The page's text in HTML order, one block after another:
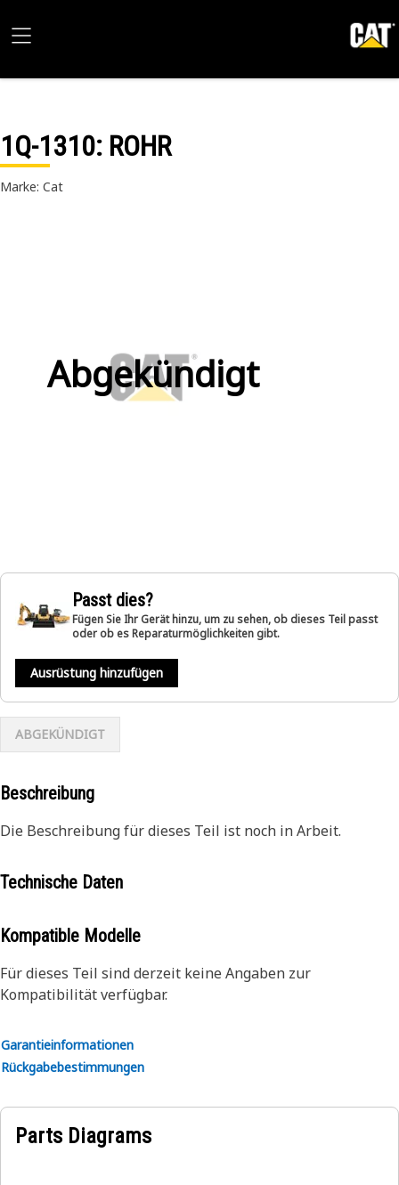
1Q-1310: ROHR
Marke: Cat
Abgekündigt
Passt dies?
Fügen Sie Ihr Gerät hinzu, um zu sehen, ob dieses Teil passt
oder ob es Reparaturmöglichkeiten gibt.
Ausrüstung hinzufügen
ABGEKÜNDIGT
Beschreibung
Die Beschreibung für dieses Teil ist noch in Arbeit.
Technische Daten
Kompatible Modelle
Für dieses Teil sind derzeit keine Angaben zur
Kompatibilität verfügbar.
Garantieinformationen
Rückgabebestimmungen
Parts Diagrams